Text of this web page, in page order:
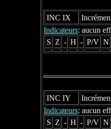
INC IX
Indicateurs: aucun
S Z - H - P/V N
INC IY
Indicateurs: aucun
S Z - H - P/V N